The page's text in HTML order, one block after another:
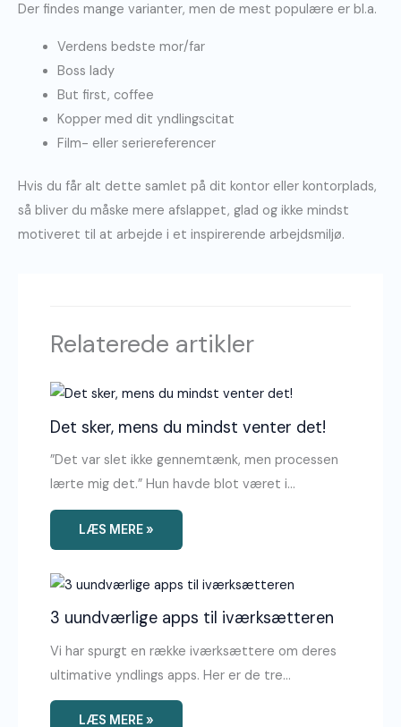
Der findes mange varianter, men de mest populære er bl.a.
Verdens bedste mor/far
Boss lady
But first, coffee
Kopper med dit yndlingscitat
Film- eller seriereferencer
Hvis du får alt dette samlet på dit kontor eller kontorplads,
så bliver du måske mere afslappet, glad og ikke mindst
motiveret til at arbejde i et inspirerende arbejdsmiljø.
Relaterede artikler
Det sker, mens du mindst venter det!
”Det var slet ikke gennemtænk, men processen
lærte mig det.” Hun havde blot været i…
LÆS MERE »
3 uundværlige apps til iværksætteren
Vi har spurgt en række iværksættere om deres
ultimative yndlings apps. Her er de tre…
LÆS MERE »